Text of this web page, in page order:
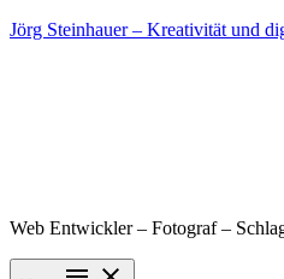
Skip
Jörg Steinhauer – Kreativität und
Web Entwickler – Fotograf –